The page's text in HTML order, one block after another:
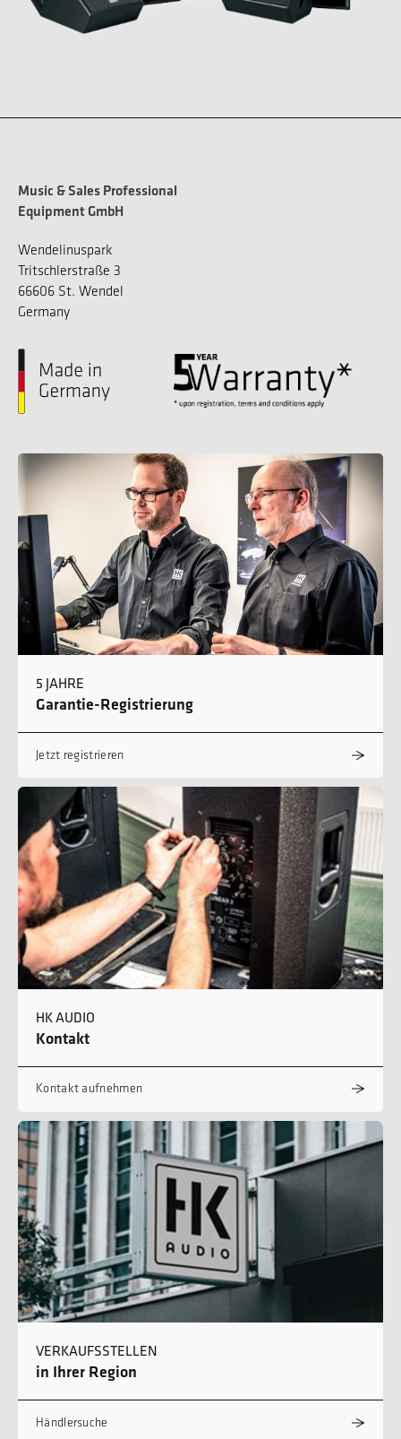
Music & Sales Professional
Equipment GmbH
Wendelinuspark
Tritschlerstraße 3
66606 St. Wendel
Germany
5 JAHRE
Garantie-Registrierung
Jetzt registrieren
HK AUDIO
Kontakt
Kontakt aufnehmen
VERKAUFSSTELLEN
in Ihrer Region
Händlersuche